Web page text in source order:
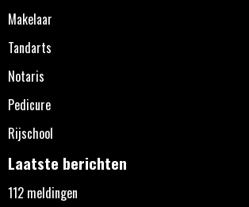
Makelaar
Tandarts
Notaris
Pedicure
Rijschool
Laatste berichten
112 meldingen